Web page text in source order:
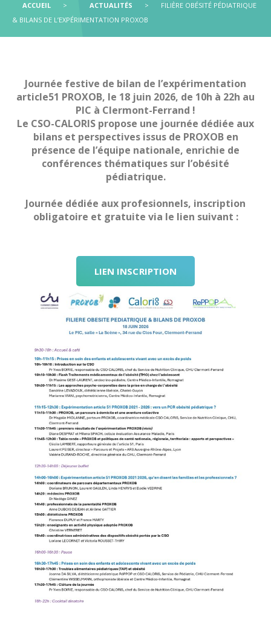
Obésité et Maltraitance
Education Thérapeutique du Patient (ETP) - mention
Troubles du Comportement Alimentaire (TCA)
Questions/Réponses FAQ
RePPOP A
Troubles du Comportement Alimentaire (TCA)
REPPOP A
ACCUEIL > ACTUALITÉS >
FILIÈRE OBÉSITÉ PÉDIATRIQUE
& BILANS DE L’EXPÉRIMENTATION PROXOB
Journée festive de bilan de l’expérimentation
article51 PROXOB, le 18 juin 2026, de 10h à 22h au
PIC à Clermont-Ferrand !
Le CSO-CALORIS propose une journée dédiée aux
bilans et perspectives issus de PROXOB en
présence de l’équipe nationale, enrichie de
conférences thématiques sur l’obésité
pédiatrique.
Journée dédiée aux profesionnels, inscription
obligatoire et gratuite via le lien suivant :
LIEN INSCRIPTION